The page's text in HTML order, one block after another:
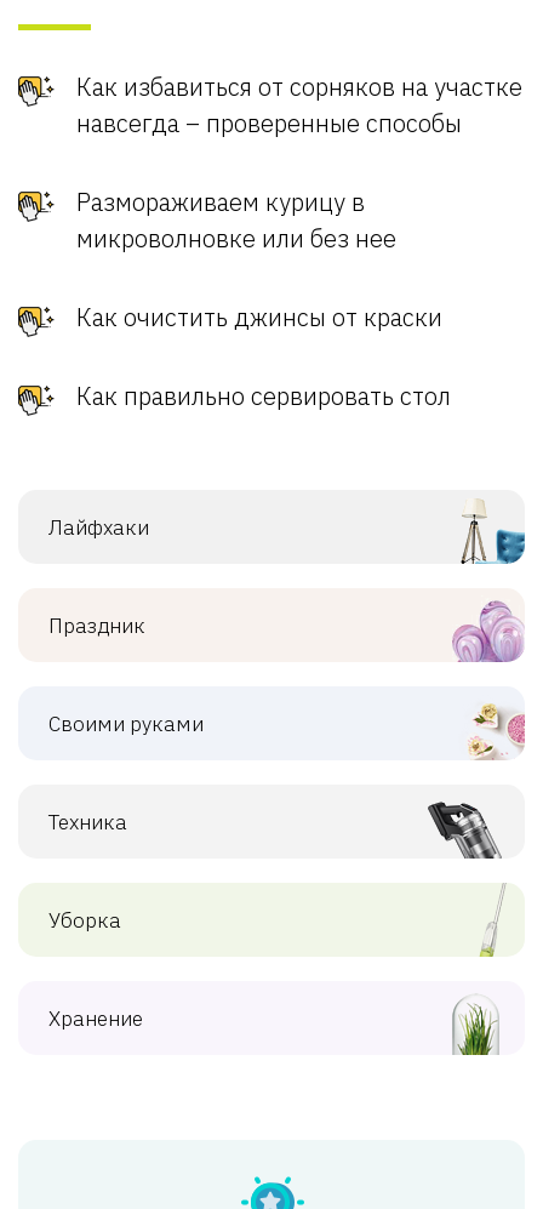
Как избавиться от сорняков на участке
навсегда – проверенные способы
Размораживаем курицу в
микроволновке или без нее
Как очистить джинсы от краски
Как правильно сервировать стол
Лайфхаки
Праздник
Своими руками
Техника
Уборка
Хранение